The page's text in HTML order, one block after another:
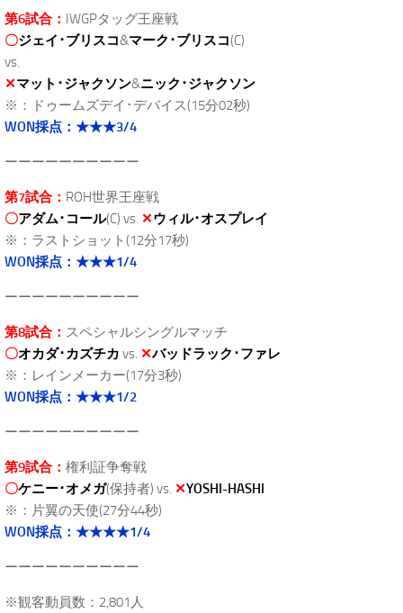
第6試合： IWGPタッグ王座戦
〇ジェイ･ブリスコ&マーク･ブリスコ(C)
vs.
✕マット･ジャクソン&ニック･ジャクソン
※：ドゥームズデイ･デバイス(15分02秒)
WON採点：★★★3/4
ーーーーーーーーーー
第7試合： ROH世界王座戦
〇アダム･コール(C) vs. ✕ウィル･オスプレイ
※：ラストショット(12分17秒)
WON採点：★★★1/4
ーーーーーーーーーー
第8試合： スペシャルシングルマッチ
〇オカダ･カズチカ vs. ✕バッドラック･ファレ
※：レインメーカー(17分3秒)
WON採点：★★★1/2
ーーーーーーーーーー
第9試合： 権利証争奪戦
〇ケニー･オメガ(保持者) vs. ✕YOSHI-HASHI
※：片翼の天使(27分44秒)
WON採点：★★★★1/4
ーーーーーーーーーー
※観客動員数：2,801人